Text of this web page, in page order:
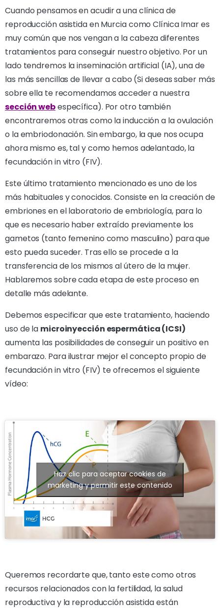
Cuando pensamos en acudir a una clínica de
reproducción asistida en Murcia como Clínica Imar es
muy común que nos vengan a la cabeza diferentes
tratamientos para conseguir nuestro objetivo. Por un
lado tendremos la inseminación artificial (IA), una de
las más sencillas de llevar a cabo (Si deseas saber más
sobre ella te recomendamos acceder a nuestra
sección webespecífica). Por otro también
encontraremos otras como la inducción a la ovulación
o la embriodonación. Sin embargo, la que nos ocupa
ahora mismo es, tal y como hemos adelantado, la
fecundación in vitro (FIV).
Este último tratamiento mencionado es uno de los
más habituales y conocidos. Consiste en la creación de
embriones en el laboratorio de embriología, para lo
que es necesario haber extraído previamente los
gametos (tanto femenino como masculino) para que
esto pueda suceder. Tras ello se procede a la
transferencia de los mismos al útero de la mujer.
Hablaremos sobre cada etapa de este proceso en
detalle más adelante.
Debemos especificar que este tratamiento, haciendo
uso de la microinyección espermática (ICSI)
aumenta las posibilidades de conseguir un positivo en
embarazo. Para ilustrar mejor el concepto propio de
fecundación in vitro (FIV) te ofrecemos el siguiente
vídeo:
Haz clic para aceptar cookies de
marketing y permitir este contenido
Queremos recordarte que, tanto este como otros
recursos relacionados con la fertilidad, la salud
reproductiva y la reproducción asistida están